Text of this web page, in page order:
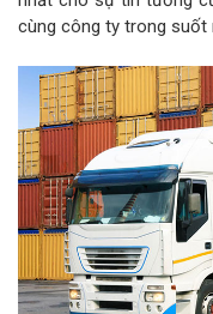
cùng công ty trong suốt